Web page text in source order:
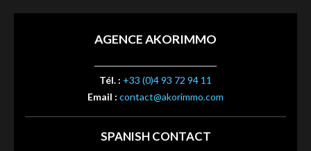
AGENCE AKORIMMO
Tél. : +33 (0)4 93 72 94 11
Email : contact@akorimmo.com
SPANISH CONTACT